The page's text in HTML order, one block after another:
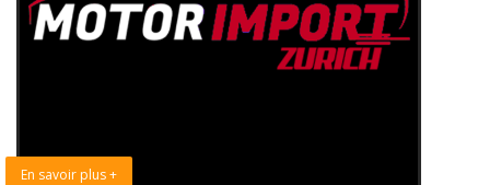
En savoir plus +